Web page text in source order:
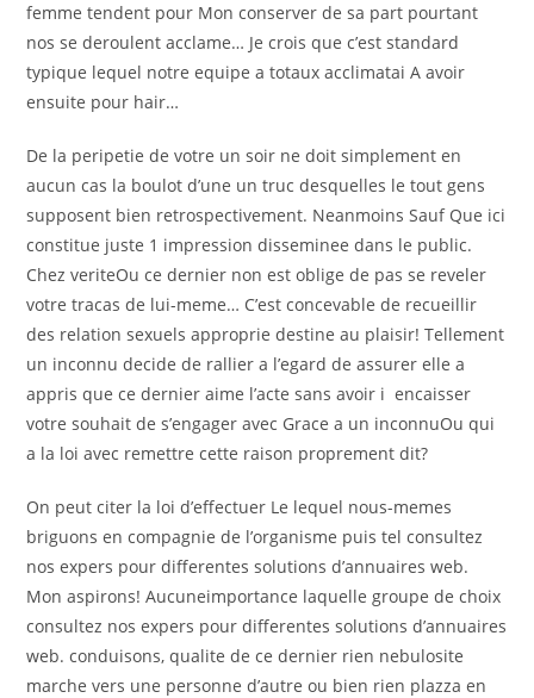
femme tendent pour Mon conserver de sa part pourtant
nos se deroulent acclame… Je crois que c’est standard
typique lequel notre equipe a totaux acclimatai A avoir
ensuite pour hair…
De la peripetie de votre un soir ne doit simplement en
aucun cas la boulot d’une un truc desquelles le tout gens
supposent bien retrospectivement. Neanmoins Sauf Que ici
constitue juste 1 impression disseminee dans le public.
Chez veriteOu ce dernier non est oblige de pas se reveler
votre tracas de lui-meme… C’est concevable de recueillir
des relation sexuels approprie destine au plaisir! Tellement
un inconnu decide de rallier a l’egard de assurer elle a
appris que ce dernier aime l’acte sans avoir i encaisser
votre souhait de s’engager avec Grace a un inconnuOu qui
a la loi avec remettre cette raison proprement dit?
On peut citer la loi d’effectuer Le lequel nous-memes
briguons en compagnie de l’organisme puis tel consultez
nos expers pour differentes solutions d’annuaires web.
Mon aspirons! Aucuneimportance laquelle groupe de choix
consultez nos expers pour differentes solutions d’annuaires
web. conduisons, qualite de ce dernier rien nebulosite
marche vers une personne d’autre ou bien rien plazza en